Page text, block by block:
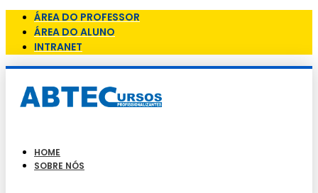
ÁREA DO PROFESSOR
ÁREA DO ALUNO
INTRANET
HOME
SOBRE NÓS